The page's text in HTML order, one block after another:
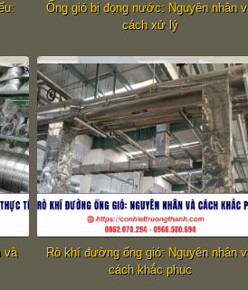
Ống gió bị đọng nước: Nguyên nhân
cách xử lý
và
Rò khí đường ống gió: Nguyên nhân
cách khắc phục